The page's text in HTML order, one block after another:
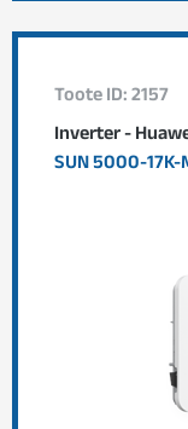
Toote ID: 2157
Inverter -
SUN 5000-17K-